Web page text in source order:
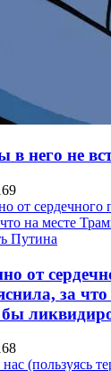
в него не
от
за